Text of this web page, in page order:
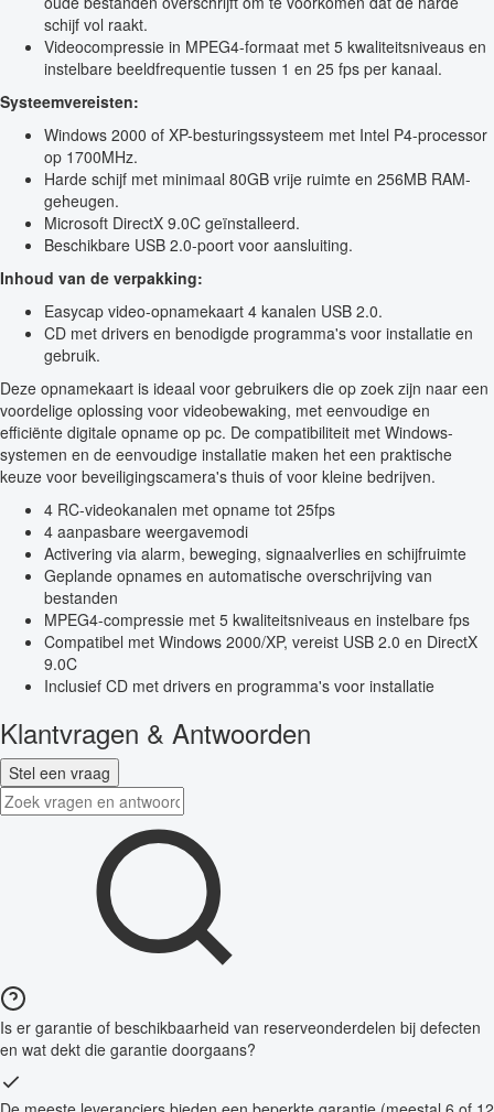
schijf vol raakt.
Videocompressie in MPEG4-formaat met 5 kwaliteitsniveaus en
instelbare beeldfrequentie tussen 1 en 25 fps per kanaal.
Systeemvereisten:
Windows 2000 of XP-besturingssysteem met Intel P4-processor
op 1700MHz.
Harde schijf met minimaal 80GB vrije ruimte en 256MB RAM-
geheugen.
Microsoft DirectX 9.0C geïnstalleerd.
Beschikbare USB 2.0-poort voor aansluiting.
Inhoud van de verpakking:
Easycap video-opnamekaart 4 kanalen USB 2.0.
CD met drivers en benodigde programma's voor installatie en
gebruik.
Deze opnamekaart is ideaal voor gebruikers die op zoek zijn naar een
voordelige oplossing voor videobewaking, met eenvoudige en
efficiënte digitale opname op pc. De compatibiliteit met Windows-
systemen en de eenvoudige installatie maken het een praktische
keuze voor beveiligingscamera's thuis of voor kleine bedrijven.
4 RC-videokanalen met opname tot 25fps
4 aanpasbare weergavemodi
Activering via alarm, beweging, signaalverlies en schijfruimte
Geplande opnames en automatische overschrijving van
bestanden
MPEG4-compressie met 5 kwaliteitsniveaus en instelbare fps
Compatibel met Windows 2000/XP, vereist USB 2.0 en DirectX
9.0C
Inclusief CD met drivers en programma's voor installatie
Klantvragen & Antwoorden
Stel een vraag
Is er garantie of beschikbaarheid van reserveonderdelen bij defecten
en wat dekt die garantie doorgaans?